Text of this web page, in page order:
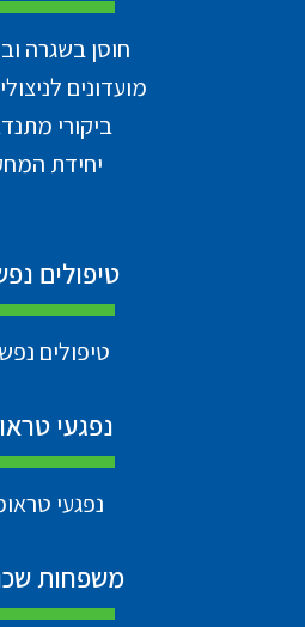
חוסן בשגרה
מועדונים
ביקורי
יחידת
טיפולים
טיפולים
נפגעי
נפגעי
משפחות